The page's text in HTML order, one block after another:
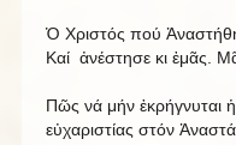
Ὁ Χριστός πού
Καί ἀνέστησε κι ἐμᾶς.
Πῶς νά μήν ἐκρήγνυται
εὐχαριστίας στόν